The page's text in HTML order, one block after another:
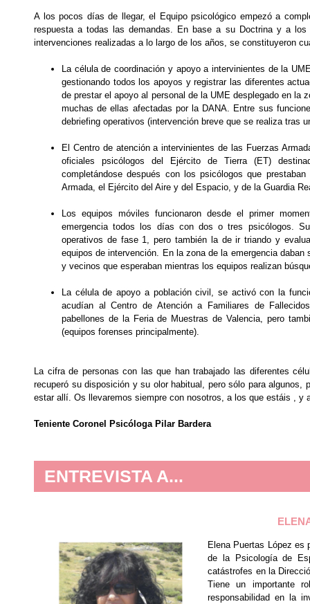
A los pocos días de llegar, el Equipo psicológico empezó a
respuesta a todas las demandas. En base a su Doctrina y a los
intervenciones realizadas a lo largo de los años, se constituyeron
La célula de coordinación y apoyo a intervinientes de la
gestionando todos los apoyos y registrar las diferentes
de prestar el apoyo al personal de la UME desplegado en la
muchas de ellas afectadas por la DANA. Entre sus
debriefing operativos (intervención breve que se realiza tras
El Centro de atención a intervinientes de las Fuerzas
oficiales psicólogos del Ejército de Tierra (ET)
completándose después con los psicólogos que
Armada, el Ejército del Aire y del Espacio, y de la Guardia
Los equipos móviles funcionaron desde el primer
emergencia todos los días con dos o tres psicólogos.
operativos de fase 1, pero también la de ir triando y
equipos de intervención. En la zona de la emergencia
y vecinos que esperaban mientras los equipos realizan
La célula de apoyo a población civil, se activó con la
acudían al Centro de Atención a Familiares de
pabellones de la Feria de Muestras de Valencia, pero
(equipos forenses principalmente).
La cifra de personas con las que han trabajado las diferentes
recuperó su disposición y su olor habitual, pero sólo para
estar allí. Os llevaremos siempre con nosotros, a los que estáis , y
Teniente Coronel Psicóloga Pilar Bardera
ENTREVISTA A...
Elena Puertas López es
de la Psicología de
catástrofes en la
Tiene un importante
responsabilidad en la